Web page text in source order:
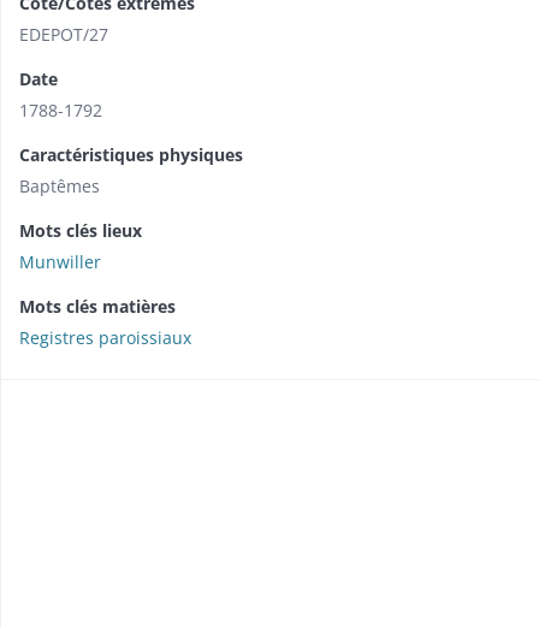
EDEPOT/27
Date
1788-1792
Caractéristiques physiques
Baptêmes
Mots clés lieux
Munwiller
Mots clés matières
Registres paroissiaux